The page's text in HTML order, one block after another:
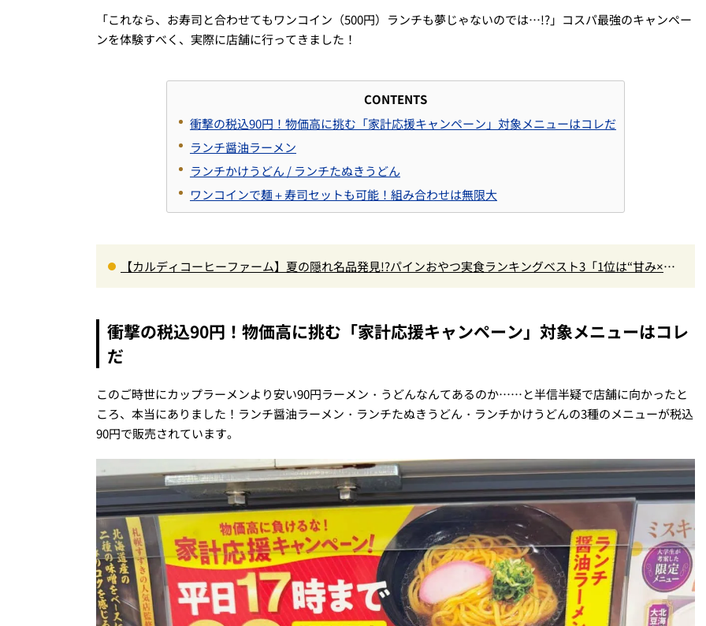
「これなら、お寿司と合わせてもワンコイン（500円）ランチも夢じゃないのでは…!?」コスパ最強のキャンペー
ンを体験すべく、実際に店舗に行ってきました！
CONTENTS
衝撃の税込90円！物価高に挑む「家計応援キャンペーン」対象メニューはコレだ
ランチ醤油ラーメン
ランチかけうどん / ランチたぬきうどん
ワンコインで麺＋寿司セットも可能！組み合わせは無限大
【カルディコーヒーファーム】夏の隠れ名品発見!?パインおやつ実食ランキングベスト3「1位は“甘み×爽
衝撃の税込90円！物価高に挑む「家計応援キャンペーン」対象メニューはコレ
だ
このご時世にカップラーメンより安い90円ラーメン・うどんなんてあるのか……と半信半疑で店舗に向かったと
ころ、本当にありました！ランチ醤油ラーメン・ランチたぬきうどん・ランチかけうどんの3種のメニューが税込
90円で販売されています。